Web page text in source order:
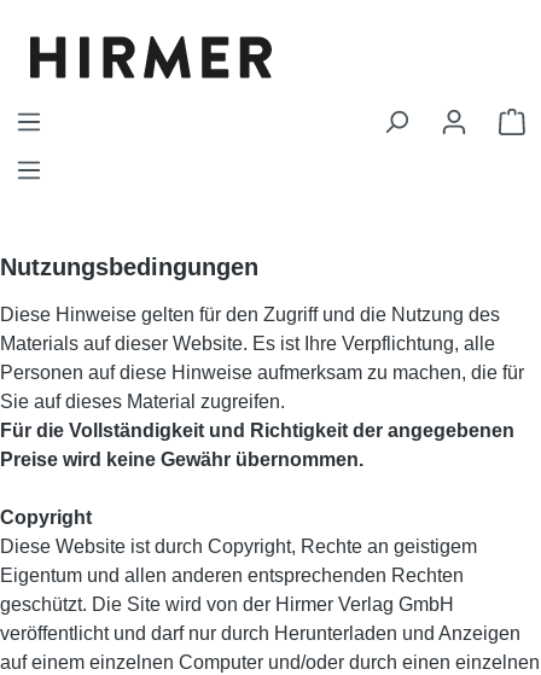
Nutzungsbedingungen
Diese Hinweise gelten für den Zugriff und die Nutzung des
Materials auf dieser Website. Es ist Ihre Verpflichtung, alle
Personen auf diese Hinweise aufmerksam zu machen, die für
Sie auf dieses Material zugreifen.
Für die Vollständigkeit und Richtigkeit der angegebenen
Preise wird keine Gewähr übernommen.
Copyright
Diese Website ist durch Copyright, Rechte an geistigem
Eigentum und allen anderen entsprechenden Rechten
geschützt. Die Site wird von der Hirmer Verlag GmbH
veröffentlicht und darf nur durch Herunterladen und Anzeigen
auf einem einzelnen Computer und/oder durch einen einzelnen